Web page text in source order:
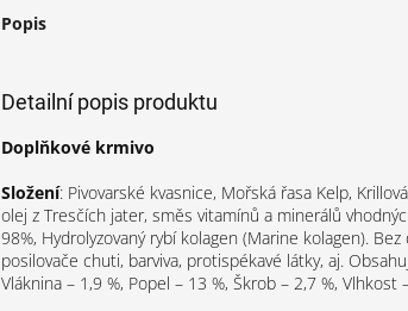
Popis
Detailní popis produktu
Doplňkové krmivo
Složení: Pivovarské kvasnice, Mořská řasa Kelp,
olej z Tresčích jater, směs vitamínů a minerálů
98%, Hydrolyzovaný rybí kolagen (Marine kolagen).
posilovače chuti, barviva, protispékavé látky, aj.
Vláknina – 1,9 %, Popel – 13 %, Škrob – 2,7 %, Vlhkost